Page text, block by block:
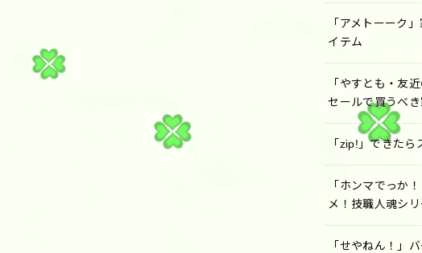
「アメトーーク
イテム
「やすとも・友
セールで買うべき
「zip!」できた
「ホンマでっか
メ！技職人魂シ
「せやねん！」